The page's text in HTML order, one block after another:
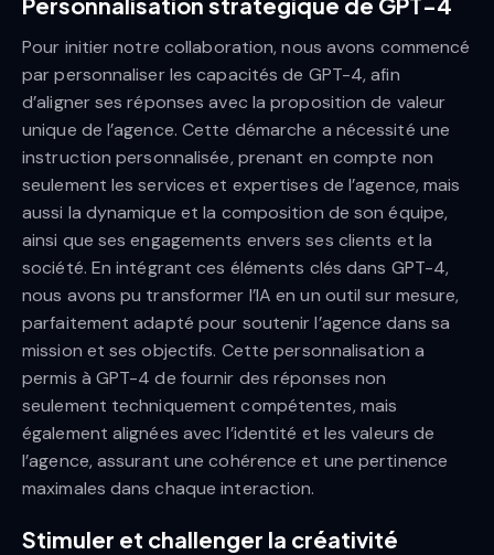
Pour initier notre collaboration, nous avons commencé
par personnaliser les capacités de GPT-4, afin
d’aligner ses réponses avec la proposition de valeur
unique de l’agence. Cette démarche a nécessité une
instruction personnalisée, prenant en compte non
seulement les services et expertises de l’agence, mais
aussi la dynamique et la composition de son équipe,
ainsi que ses engagements envers ses clients et la
société. En intégrant ces éléments clés dans GPT-4,
nous avons pu transformer l’IA en un outil sur mesure,
parfaitement adapté pour soutenir l’agence dans sa
mission et ses objectifs. Cette personnalisation a
permis à GPT-4 de fournir des réponses non
seulement techniquement compétentes, mais
également alignées avec l’identité et les valeurs de
l’agence, assurant une cohérence et une pertinence
maximales dans chaque interaction.
Stimuler et challenger la créativité